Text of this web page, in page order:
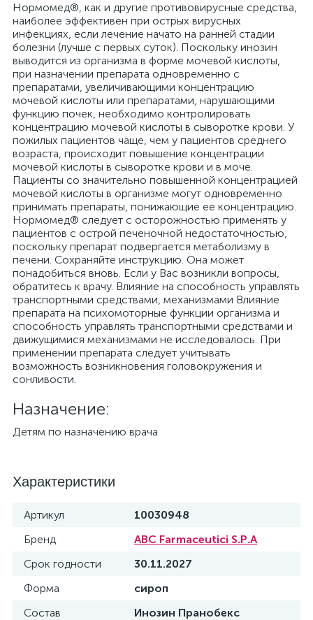
Нормомед®, как и другие противовирусные средства,
наиболее эффективен при острых вирусных
инфекциях, если лечение начато на ранней стадии
болезни (лучше с первых суток). Поскольку инозин
выводится из организма в форме мочевой кислоты,
при назначении препарата одновременно с
препаратами, увеличивающими концентрацию
мочевой кислоты или препаратами, нарушающими
функцию почек, необходимо контролировать
концентрацию мочевой кислоты в сыворотке крови. У
пожилых пациентов чаще, чем у пациентов среднего
возраста, происходит повышение концентрации
мочевой кислоты в сыворотке крови и в моче.
Пациенты со значительно повышенной концентрацией
мочевой кислоты в организме могут одновременно
принимать препараты, понижающие ее концентрацию.
Нормомед® следует с осторожностью применять у
пациентов с острой печеночной недостаточностью,
поскольку препарат подвергается метаболизму в
печени. Сохраняйте инструкцию. Она может
понадобиться вновь. Если у Вас возникли вопросы,
обратитесь к врачу. Влияние на способность управлять
транспортными средствами, механизмами Влияние
препарата на психомоторные функции организма и
способность управлять транспортными средствами и
движущимися механизмами не исследовалось. При
применении препарата следует учитывать
возможность возникновения головокружения и
сонливости.
Назначение:
Детям по назначению врача
Характеристики
Артикул 10030948
Бренд ABC Farmaceutici S.P.A
Срок годности 30.11.2027
Форма сироп
Состав Инозин Пранобекс